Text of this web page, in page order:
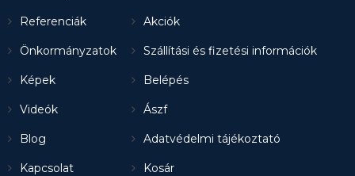
Referenciák
Önkormányzatok
Képek
Videók
Blog
Kapcsolat
Akciók
Szállítási és fizetési információk
Belépés
Ászf
Adatvédelmi tájékoztató
Kosár